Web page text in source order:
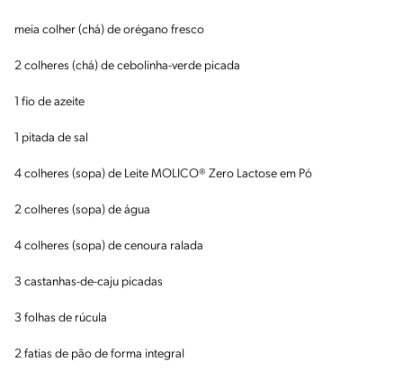
meia colher (chá) de orégano fresco
2 colheres (chá) de cebolinha-verde picada
1 fio de azeite
1 pitada de sal
4 colheres (sopa) de Leite MOLICO® Zero Lactose em Pó
2 colheres (sopa) de água
4 colheres (sopa) de cenoura ralada
3 castanhas-de-caju picadas
3 folhas de rúcula
2 fatias de pão de forma integral